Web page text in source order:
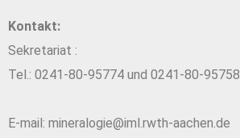
Kontakt:
Sekretariat :
Tel.: 0241-80-95774 und 0241-80-95758
E-mail: mineralogie@iml.rwth-aachen.de